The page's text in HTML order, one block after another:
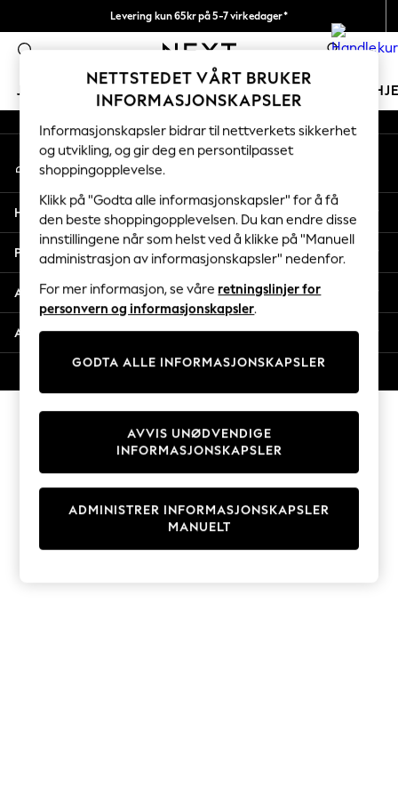
Levering kun 65kr på 5-7 virkedager*
Vi betaler alle tollavgifter 0
JENTER GUTTER BABY KVINNER
GIRLS
New In
50 - 92cm
98 - 110cm
116 - 134cm
140 - 174cm
Trending: Top & Short Sets
Trending: Clogs
Toy Story
THE SET
Coats & Jackets
Sweatshirts & Hoodies
Knitwear
Cardigans
Dresses
Sets & Outfits
T-Shirts
An error occurred on client
Våre sosiale nettverk
Min konto
Logg inn på kontoen din
Hjelp
Personvern & Juridisk
Avdelinger
Andre tjenester
NETTSTEDET VÅRT BRUKER
INFORMASJONSKAPSLER
Informasjonskapsler bidrar til nettverkets sikkerhet
og utvikling, og gir deg en persontilpasset
shoppingopplevelse.
Klikk på "Godta alle informasjonskapsler" for å få
den beste shoppingopplevelsen. Du kan endre disse
innstillingene når som helst ved å klikke på "Manuell
administrasjon av informasjonskapsler" nedenfor.
For mer informasjon, se våre retningslinjer for
personvern og informasjonskapsler.
GODTA ALLE INFORMASJONSKAPSLER
ADMINISTRER INFORMASJONSKAPSLER
MANUELT
AVVIS UNØDVENDIGE
INFORMASJONSKAPSLER